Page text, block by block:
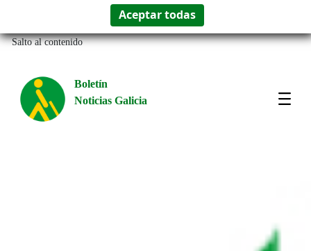
Salto al contenido
Boletín
Noticias Galicia